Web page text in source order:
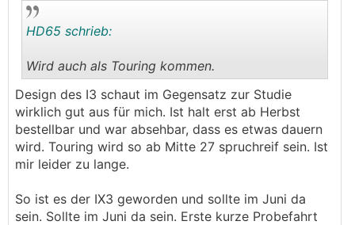
.
HD65 schrieb:
Wird auch als Touring kommen.
Design des I3 schaut im Gegensatz zur Studie
wirklich gut aus für mich. Ist halt erst ab Herbst
bestellbar und war absehbar, dass es etwas dauern
wird. Touring wird so ab Mitte 27 spruchreif sein. Ist
mir leider zu lange.
So ist es der IX3 geworden und sollte im Juni da
sein. Sollte im Juni da sein. Erste kurze Probefahrt